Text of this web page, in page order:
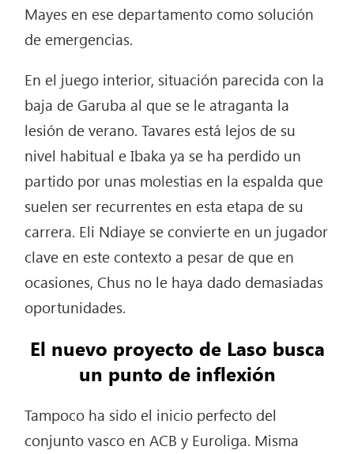
Mayes en ese departamento como solución
de emergencias.
En el juego interior, situación parecida con la
baja de Garuba al que se le atraganta la
lesión de verano. Tavares está lejos de su
nivel habitual e Ibaka ya se ha perdido un
partido por unas molestias en la espalda que
suelen ser recurrentes en esta etapa de su
carrera. Eli Ndiaye se convierte en un jugador
clave en este contexto a pesar de que en
ocasiones, Chus no le haya dado demasiadas
oportunidades.
El nuevo proyecto de Laso busca
un punto de inflexión
Tampoco ha sido el inicio perfecto del
conjunto vasco en ACB y Euroliga. Misma